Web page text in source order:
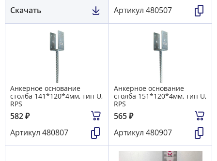
Скачать
Артикул 480507
Анкерное основание
столба 141*120*4мм, тип U,
RPS
582₽
Артикул 480807
Анкерное основание
столба 151*120*4мм, тип U,
RPS
565₽
Артикул 480907